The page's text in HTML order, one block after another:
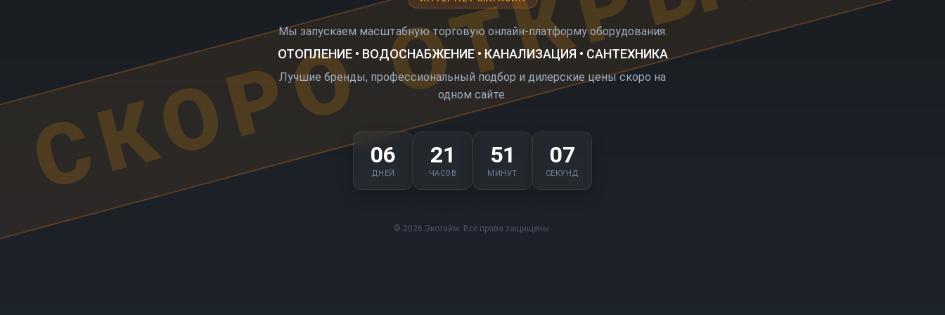
Мы запускаем масштабную торговую онлайн-платформу оборудования.
ОТОПЛЕНИЕ • ВОДОСНАБЖЕНИЕ • КАНАЛИЗАЦИЯ • САНТЕХНИКА
Лучшие бренды, профессиональный подбор и дилерские цены скоро на
одном сайте.
06
ДНЕЙ
21
ЧАСОВ
51
МИНУТ
07
СЕКУНД
© 2026 Экотайм. Все права защищены.